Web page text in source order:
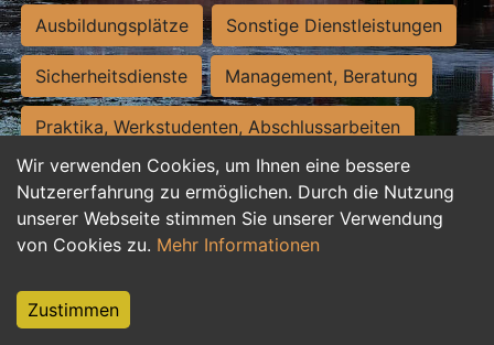
Wir verwenden Cookies, um Ihnen eine bessere
Nutzererfahrung zu ermöglichen. Durch die Nutzung
unserer Webseite stimmen Sie unserer Verwendung
von Cookies zu. Mehr Informationen
Zustimmen
Ausbildungsplätze Sonstige Dienstleistungen
Sicherheitsdienste Management, Beratung
Praktika, Werkstudenten, Abschlussarbeiten
Personalwesen Assistenz, Sekretariat
Hilfskräfte, Aushilfs- und Nebenjobs
Weiterbildung, Studium, duale Ausbildung